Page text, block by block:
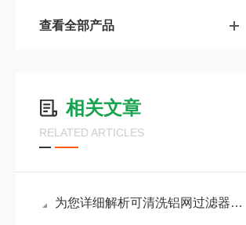
查看全部产品
相关文章
RELATED ARTICLES
为您详细解析可清洗铝网过滤器的用途、结构以及使用特点